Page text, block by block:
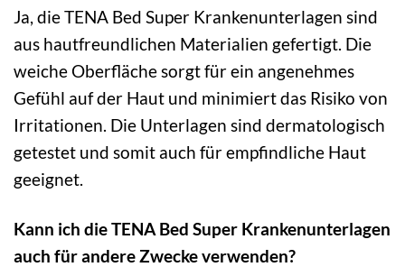
Ja, die TENA Bed Super Krankenunterlagen sind
aus hautfreundlichen Materialien gefertigt. Die
weiche Oberfläche sorgt für ein angenehmes
Gefühl auf der Haut und minimiert das Risiko von
Irritationen. Die Unterlagen sind dermatologisch
getestet und somit auch für empfindliche Haut
geeignet.
Kann ich die TENA Bed Super Krankenunterlagen
auch für andere Zwecke verwenden?